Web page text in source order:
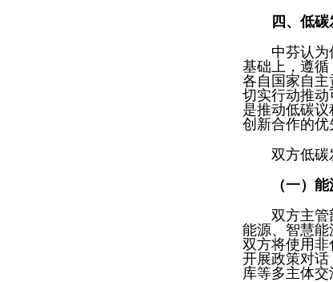
四、低
中芬认
基础上，遵
各自国家自
切实行动推
是推动低碳
创新合作的优
双方低碳
（一）
双方主
能源、智慧能
双方将使用
开展政策对
库等多主体交